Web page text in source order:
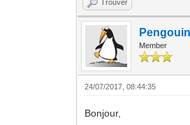
Trouver
Pengouin
Member
24/07/2017, 08:44:35
Bonjour,